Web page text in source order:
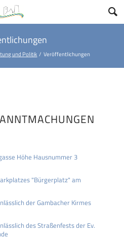
und Politik Veröffentlichungen
Höhe Hausnummer 3
"Bürgerplatz" am
der Gambacher Kirmes
des Straßenfests der Ev.